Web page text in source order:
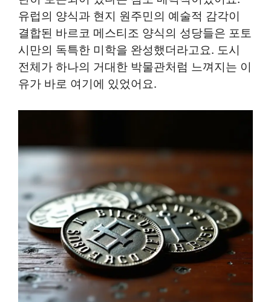
유럽의 양식과 현지 원주민의 예술적 감각이
결합된 바르코 메스티조 양식의 성당들은 포토
시만의 독특한 미학을 완성했더라고요. 도시
전체가 하나의 거대한 박물관처럼 느껴지는 이
유가 바로 여기에 있었어요.